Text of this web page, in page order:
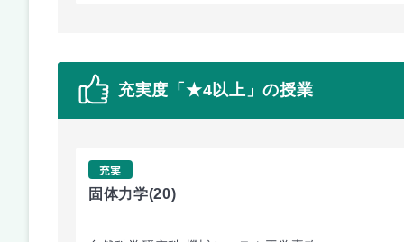
充実度「★4以上」の授業
充実
固体力学(20)